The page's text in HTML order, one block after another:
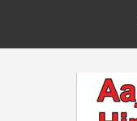
content